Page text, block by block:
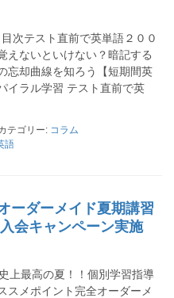
ト直前で英単語２００
えないといけない？暗記する
忘却曲線を知ろう【短期間英
イラル学習 テスト直前で英
テゴリー: コラム
語
ーダーメイド夏期講習
会キャンペーン実施
上最高の夏！！個別学習指導
スメポイント完全オーダーメ